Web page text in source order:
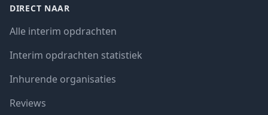
DIRECT NAAR
Alle interim opdrachten
Interim opdrachten statistiek
Inhurende organisaties
Reviews